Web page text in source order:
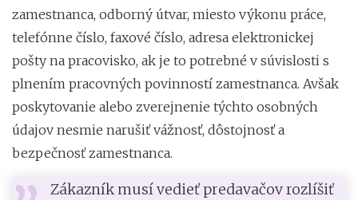
zamestnanca, odborný útvar, miesto výkonu práce,
telefónne číslo, faxové číslo, adresa elektronickej
pošty na pracovisko, ak je to potrebné v súvislosti s
plnením pracovných povinností zamestnanca. Avšak
poskytovanie alebo zverejnenie týchto osobných
údajov nesmie narušiť vážnosť, dôstojnosť a
bezpečnosť zamestnanca.
Zákazník musí vedieť predavačov rozlíšiť